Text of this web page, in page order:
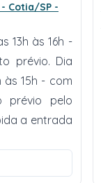
- Cotia/SP -
13h às 16h -
prévio. Dia
às 15h - com
prévio pelo
a entrada